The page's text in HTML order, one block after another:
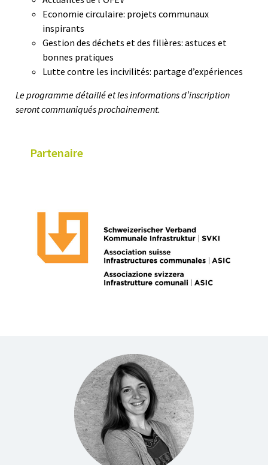
Economie circulaire: projets communaux
inspirants
Gestion des déchets et des filières: astuces et
bonnes pratiques
Lutte contre les incivilités: partage d’expériences
Le programme détaillé et les informations d’inscription
seront communiqués prochainement.
Partenaire